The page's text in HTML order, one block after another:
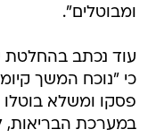
ומבוטלים".
עוד נכתב בהחלטת
כי "נוכח המשך
פסקו ומשלא
במערכת הבריאות,